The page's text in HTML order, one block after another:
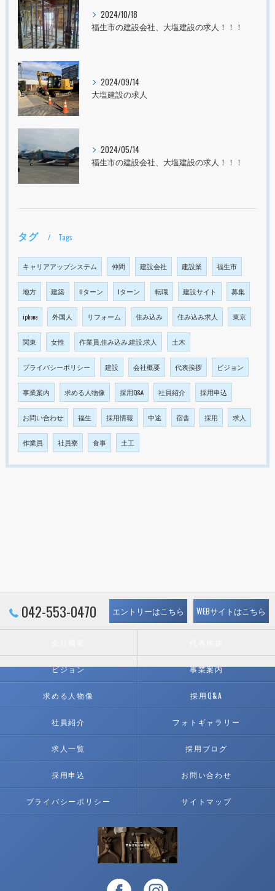
2024/10/18
福生市の建設会社、大塩建設の求人！！！
2024/09/14
大塩建設の求人
2024/05/14
福生市の建設会社、大塩建設の求人！！！
タグ Tags
キャリアアップシステム 仲間 建設会社 建設業 福生市
地方 建築 Uターン Iターン 転職 建設サイト 募集
iphone 外国人 リフォーム 住み込み 住み込み求人 東京
関東 女性 作業員,住み込み,建設,求人 土木
プライバシーポリシー 建設 会社概要 代表挨拶 ビジョン
事業案内 求める人物像 採用Q&A 社員紹介 採用申込
お問い合わせ 福生 採用情報 中途 宿舎 採用 求人
作業員 社員寮 食事 土工
042-553-0470 エントリーはこちら WEBサイトはこちら
ビジョン 事業案内
求める人物像 採用Q&A
社員紹介 フォトギャラリー
求人一覧 採用ブログ
採用申込 お問い合わせ
プライバシーポリシー サイトマップ